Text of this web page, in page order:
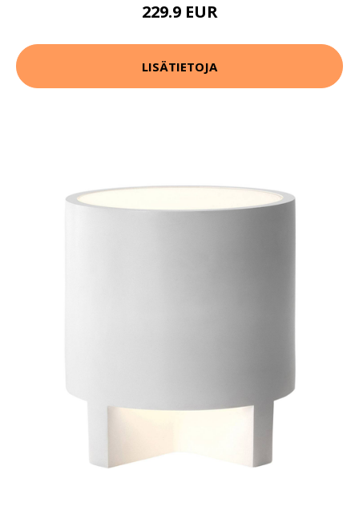
229.9 EUR
LISÄTIETOJA